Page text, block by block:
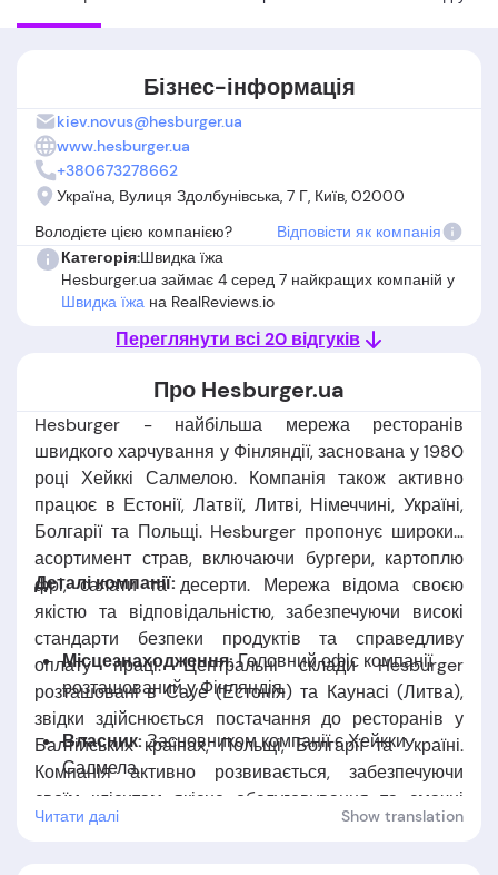
Бізнес-інформація
kiev.novus@hesburger.ua
www.hesburger.ua
+380673278662
Україна, Вулиця Здолбунівська, 7 Г, Київ, 02000
Володієте цією компанією?
Відповісти як компанія
Категорія:Швидка їжа
Hesburger.ua займає 4 серед 7 найкращих компаній у
Швидка їжа на RealReviews.io
Переглянути всі 20 відгуків
Про Hesburger.ua
Hesburger - найбільша мережа ресторанів
швидкого харчування у Фінляндії, заснована у 1980
році Хейккі Салмелою. Компанія також активно
працює в Естонії, Латвії, Литві, Німеччині, Україні,
Болгарії та Польщі. Hesburger пропонує широкий
асортимент страв, включаючи бургери, картоплю
фрі, салати та десерти. Мережа відома своєю
якістю та відповідальністю, забезпечуючи високі
стандарти безпеки продуктів та справедливу
оплату праці. Центральні склади Hesburger
розташовані в Сауе (Естонія) та Каунасі (Литва),
звідки здійснюється постачання до ресторанів у
Балтійських країнах, Польщі, Болгарії та Україні.
Компанія активно розвивається, забезпечуючи
своїм клієнтам якісне обслуговування та смачні
страви.
Деталі компанії:
Місцезнаходження:Головний офіс компанії
розташований уФінляндія.
Власник:Засновником компанії єХейкки
Салмела.
Дата заснуваня:
Компанія заснована у 1980
Читати далі Show translation